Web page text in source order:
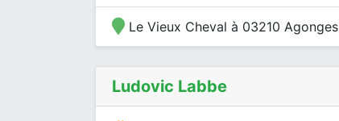
Le Vieux Cheval à 03210 Agonges
Ludovic Labbe